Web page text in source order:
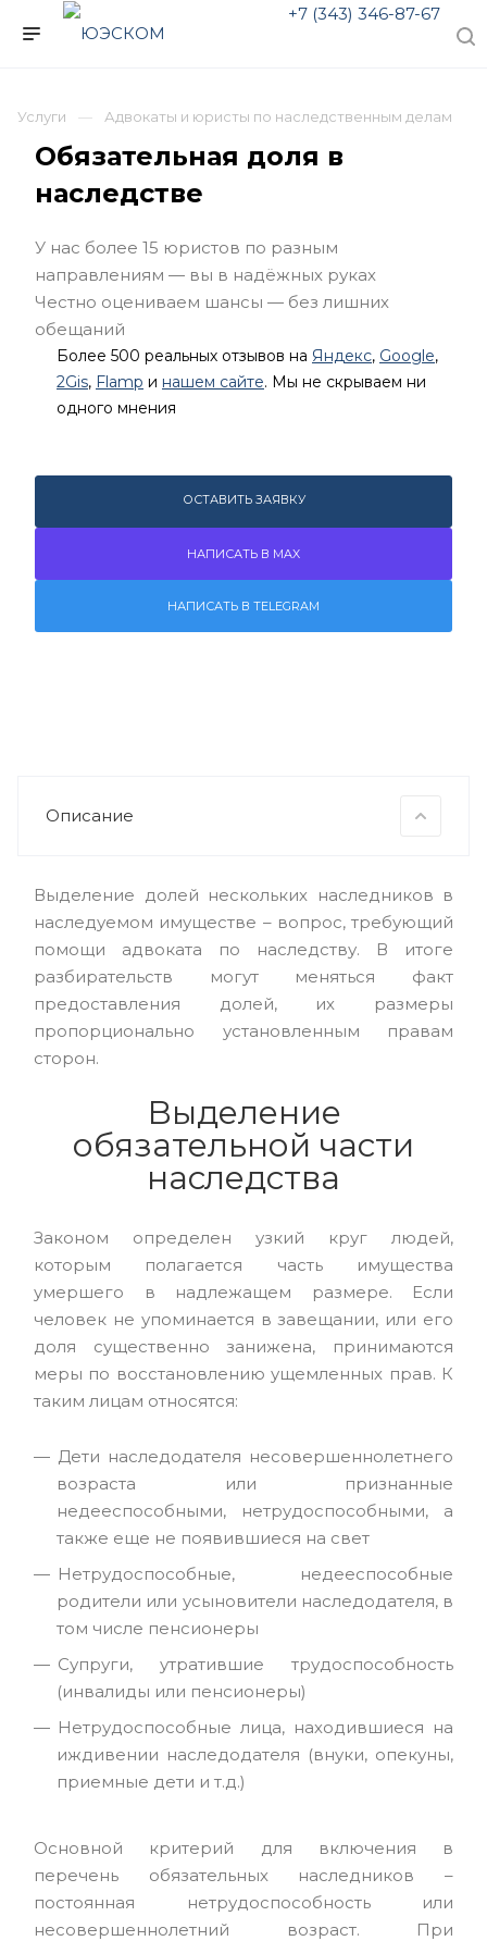
+7 (343) 346-87-67
Услуги Адвокаты и юристы по наследственным делам
Обязательная доля в
наследстве
У нас более 15 юристов по разным
направлениям — вы в надёжных руках
Честно оцениваем шансы — без лишних
обещаний
Более 500 реальных отзывов на Яндекс, Google,
2Gis, Flamp и нашем сайте. Мы не скрываем ни
одного мнения
ОСТАВИТЬ ЗАЯВКУ
НАПИСАТЬ В MAX
НАПИСАТЬ В TELEGRAM
Описание
Выделение долей нескольких наследников в
наследуемом имуществе – вопрос, требующий
помощи адвоката по наследству. В итоге
разбирательств могут меняться факт
предоставления долей, их размеры
пропорционально установленным правам
сторон.
Выделение
обязательной части
наследства
Законом определен узкий круг людей,
которым полагается часть имущества
умершего в надлежащем размере. Если
человек не упоминается в завещании, или его
доля существенно занижена, принимаются
меры по восстановлению ущемленных прав. К
таким лицам относятся:
Дети наследодателя несовершеннолетнего
возраста или признанные
недееспособными, нетрудоспособными, а
также еще не появившиеся на свет
Нетрудоспособные, недееспособные
родители или усыновители наследодателя, в
том числе пенсионеры
Супруги, утратившие трудоспособность
(инвалиды или пенсионеры)
Нетрудоспособные лица, находившиеся на
иждивении наследодателя (внуки, опекуны,
приемные дети и т.д.)
Основной критерий для включения в
перечень обязательных наследников –
постоянная нетрудоспособность или
несовершеннолетний возраст. При